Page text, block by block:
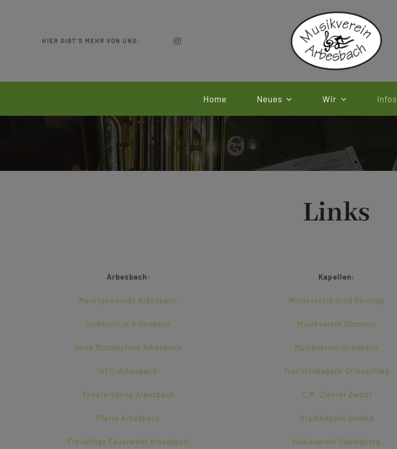
HIER GIBT’S MEHR VON UNS:
Home Neues Wir Infos
Links
Arbesbach:
Marktgemeinde Arbesbach
Volksschule Arbesbach
Neue Mittelschule Arbesbach
UFC-Arbesbach
Theaterbühne Arbesbach
Pfarre Arbesbach
Freiwillige Feuerwehr Arbesbach
Kapellen:
Musikverein Groß Gerungs
Musikverein Altmelon
Musikverein Griesbach
Trachtenkapelle Ottenschlag
C.M. Ziehrer Zwettl
Stadtkapelle Gmünd
Musikverein Sallingberg